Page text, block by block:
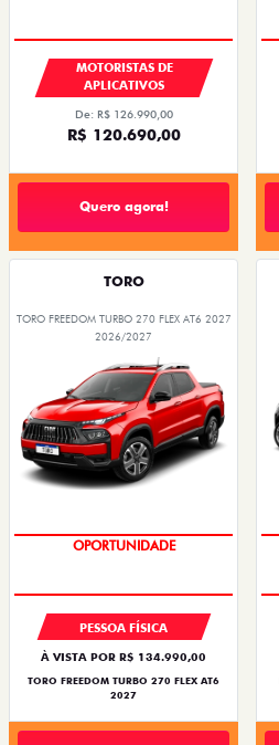
MOTORISTAS DE
APLICATIVOS
De: R$ 126.990,00
R$ 120.690,00
Quero agora!
TORO
TORO FREEDOM TURBO 270 FLEX AT6 2027
2026/2027
OPORTUNIDADE
PESSOA FÍSICA
À VISTA POR R$ 134.990,00
TORO FREEDOM TURBO 270 FLEX AT6
2027